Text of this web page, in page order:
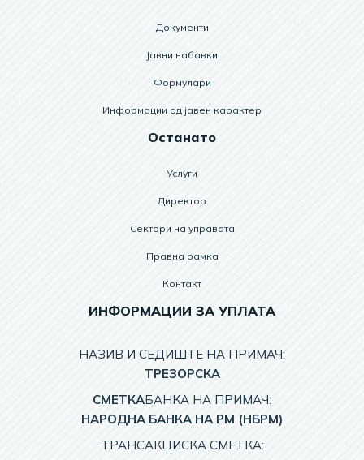
Документи
Јавни набавки
Формулари
Информации од јавен карактер
Останато
Услуги
Директор
Сектори на управата
Правна рамка
Контакт
ИНФОРМАЦИИ ЗА УПЛАТА
НАЗИВ И СЕДИШТЕ НА ПРИМАЧ:
TРЕЗОРСКА
СМЕТКАБАНКА НА ПРИМАЧ:
НАРОДНА БАНКА НА РМ (НБРМ)
ТРАНСАКЦИСКА СМЕТКА: